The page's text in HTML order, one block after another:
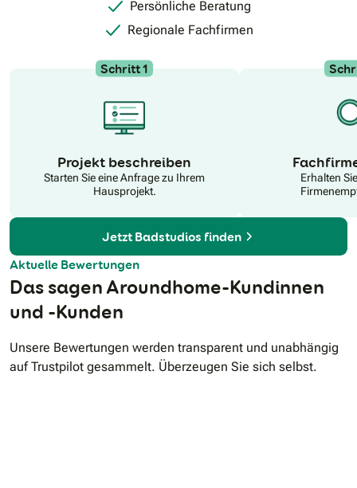
Persönliche Beratung
Regionale Fachfirmen
Schritt 1
Projekt beschreiben
Starten Sie eine Anfrage zu Ihrem
Hausprojekt.
Erhalten
Jetzt Badstudios finden
Aktuelle Bewertungen
Das sagen Aroundhome-Kundinnen
und -Kunden
Unsere Bewertungen werden transparent und unabhängig
auf Trustpilot gesammelt. Überzeugen Sie sich selbst.